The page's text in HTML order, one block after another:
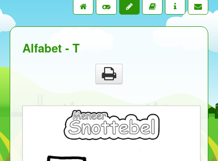
Alfabet - T